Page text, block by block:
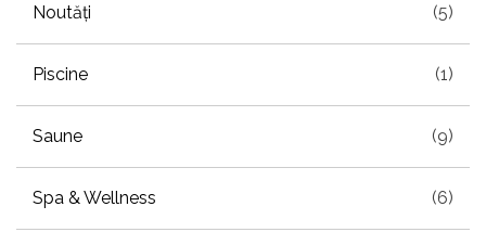
Noutăți (5)
Piscine (1)
Saune (9)
Spa & Wellness (6)